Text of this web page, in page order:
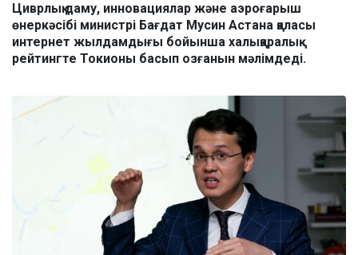
Циврлық даму, инновациялар және аэроғарыш
өнеркәсібі министрі Бағдат Мусин Астана қаласы
интернет жылдамдығы бойынша халықаралық
рейтингте Токионы басып озғанын мәлімдеді.